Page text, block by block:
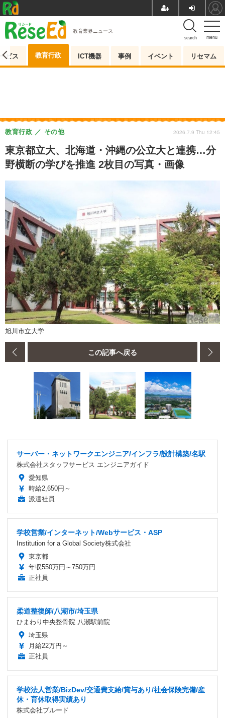
menu
search
教育業界ニュース
ビス 教育行政 ICT機器 事例 イベント リセマム
東京都立大、北海道・沖縄の公立大と連携…分
野横断の学びを推進 2枚目の写真・画像
教育行政 その他 2026.7.9 Thu 12:45
旭川市立大学
この記事へ戻る
サーバー・ネットワークエンジニア/インフラ/設計構築/名駅
株式会社スタッフサービス エンジニアガイド
愛知県
時給2,650円～
派遣社員
学校営業/インターネット/Webサービス・ASP
Institution for a Global Society株式会社
東京都
年収550万円～750万円
正社員
柔道整復師/八潮市/埼玉県
ひまわり中央整骨院 八潮駅前院
埼玉県
月給22万円～
正社員
学校法人営業/BizDev/交通費支給/賞与あり/社会保険完備/産
休・育休取得実績あり
株式会社ブルード